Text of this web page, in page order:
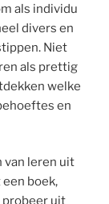
als individu
divers en
Niet
als prettig
welke
en
van leren uit
boek,
probeer uit